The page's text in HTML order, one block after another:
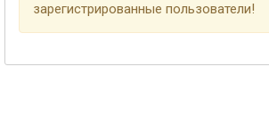
зарегистрированные пользователи!